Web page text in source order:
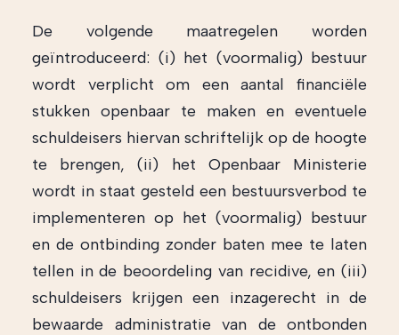
De volgende maatregelen worden
geïntroduceerd: (i) het (voormalig) bestuur
wordt verplicht om een aantal financiële
stukken openbaar te maken en eventuele
schuldeisers hiervan schriftelijk op de hoogte
te brengen, (ii) het Openbaar Ministerie
wordt in staat gesteld een bestuursverbod te
implementeren op het (voormalig) bestuur
en de ontbinding zonder baten mee te laten
tellen in de beoordeling van recidive, en (iii)
schuldeisers krijgen een inzagerecht in de
bewaarde administratie van de ontbonden